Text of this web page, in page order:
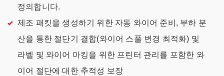
정의합니다.
제조 패킷을 생성하기 위한 자동 와이어 준비, 부하 분
산을 통한 절단기 결합(와이어 스풀 변경 최적화) 및
라벨 및 와이어 마킹을 위한 프린터 관리를 포함한 와
이어 절단에 대한 추적성 보장